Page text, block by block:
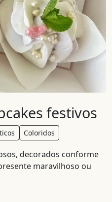
festivos
Coloridos
decorados conforme
maravilhoso ou